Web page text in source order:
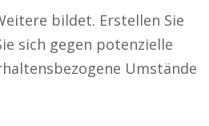
bildet. Erstellen Sie
sich gegen potenzielle
Umstände